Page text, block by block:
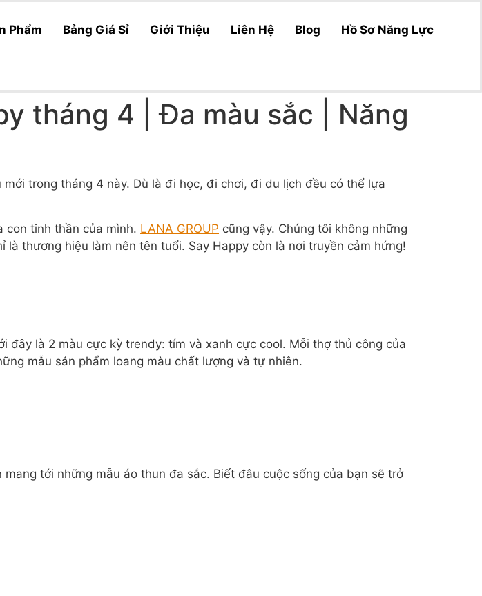
Phẩm Bảng Giá Sỉ Giới Thiệu Liên Hệ Blog Hồ Sơ Năng Lực
tháng 4 | Đa màu sắc | Năng
trong tháng 4 này. Dù là đi học, đi chơi, đi du lịch đều có thể lựa
con tinh thần của mình. LANA GROUP cũng vậy. Chúng tôi không những
thương hiệu làm nên tên tuổi. Say Happy còn là nơi truyền cảm hứng!
là 2 màu cực kỳ trendy: tím và xanh cực cool. Mỗi thợ thủ công của
mẫu sản phẩm loang màu chất lượng và tự nhiên.
tới những mẫu áo thun đa sắc. Biết đâu cuộc sống của bạn sẽ trở